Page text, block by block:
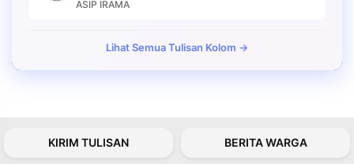
ASIP IRAMA
Lihat Semua Tulisan Kolom →
KIRIM TULISAN BERITA WARGA